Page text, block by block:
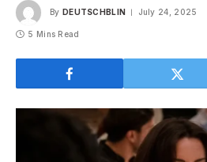
By DEUTSCHBLIN July 24, 2025
5 Mins Read